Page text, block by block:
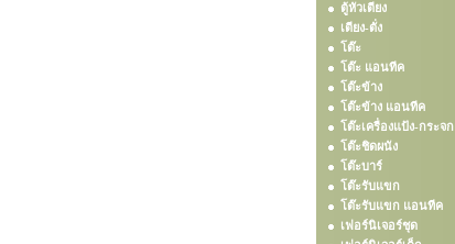
ตู้หัวเตียง
เตียง-ตั่ง
โต๊ะ
โต๊ะ แอนทีค
โต๊ะข้าง
โต๊ะข้าง แอนทีค
โต๊ะเครื่องแป้ง-กระจก
โต๊ะชิดผนัง
โต๊ะบาร์
โต๊ะรับแขก
โต๊ะรับแขก แอนทีค
เฟอร์นิเจอร์ชุด